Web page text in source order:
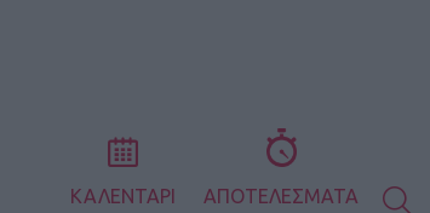
ΚΑΛΕΝΤΑΡΙ ΑΠΟΤΕΛΕΣΜΑΤΑ